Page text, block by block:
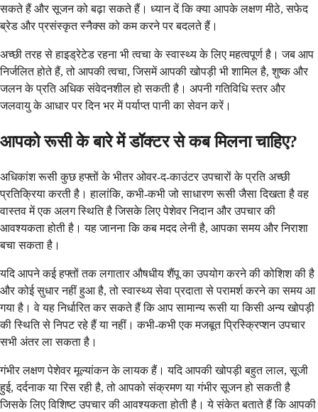
सकते हैं और सूजन को बढ़ा सकते हैं। ध्यान दें कि क्या आपके लक्षण मीठे, सफेद
ब्रेड और प्रसंस्कृत स्नैक्स को कम करने पर बदलते हैं।
अच्छी तरह से हाइड्रेटेड रहना भी त्वचा के स्वास्थ्य के लिए महत्वपूर्ण है। जब आप
निर्जलित होते हैं, तो आपकी त्वचा, जिसमें आपकी खोपड़ी भी शामिल है, शुष्क और
जलन के प्रति अधिक संवेदनशील हो सकती है। अपनी गतिविधि स्तर और
जलवायु के आधार पर दिन भर में पर्याप्त पानी का सेवन करें।
आपको रूसी के बारे में डॉक्टर से कब मिलना चाहिए?
अधिकांश रूसी कुछ हफ्तों के भीतर ओवर-द-काउंटर उपचारों के प्रति अच्छी
प्रतिक्रिया करती है। हालांकि, कभी-कभी जो साधारण रूसी जैसा दिखता है वह
वास्तव में एक अलग स्थिति है जिसके लिए पेशेवर निदान और उपचार की
आवश्यकता होती है। यह जानना कि कब मदद लेनी है, आपका समय और निराशा
बचा सकता है।
यदि आपने कई हफ्तों तक लगातार औषधीय शैंपू का उपयोग करने की कोशिश की है
और कोई सुधार नहीं हुआ है, तो स्वास्थ्य सेवा प्रदाता से परामर्श करने का समय आ
गया है। वे यह निर्धारित कर सकते हैं कि आप सामान्य रूसी या किसी अन्य खोपड़ी
की स्थिति से निपट रहे हैं या नहीं। कभी-कभी एक मजबूत प्रिस्क्रिप्शन उपचार
सभी अंतर ला सकता है।
गंभीर लक्षण पेशेवर मूल्यांकन के लायक हैं। यदि आपकी खोपड़ी बहुत लाल, सूजी
हुई, दर्दनाक या रिस रही है, तो आपको संक्रमण या गंभीर सूजन हो सकती है
जिसके लिए विशिष्ट उपचार की आवश्यकता होती है। ये संकेत बताते हैं कि आपकी